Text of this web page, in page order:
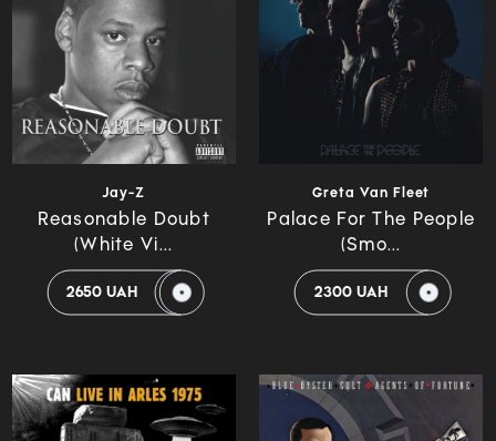
Jay-Z
Reasonable Doubt
(White Vi...
2650 UAH
Greta Van Fleet
Palace For The People
(Smo...
2300 UAH